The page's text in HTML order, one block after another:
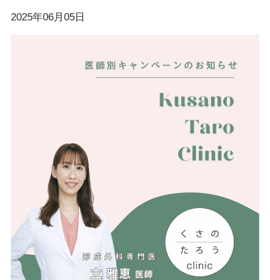
2025年06月05日